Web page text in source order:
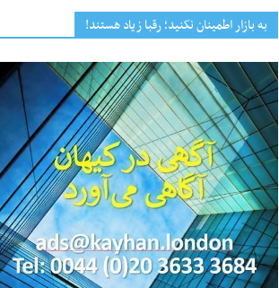
به بازار اطمینان نکنید؛ رقبا زیاد هستند!